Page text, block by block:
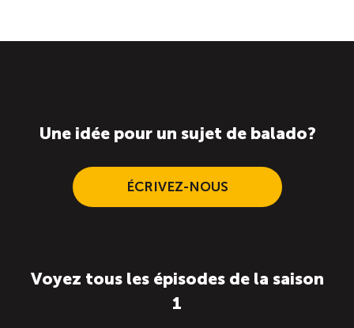
Une idée pour un sujet de balado?
ÉCRIVEZ-NOUS
Voyez tous les épisodes de la saison
1